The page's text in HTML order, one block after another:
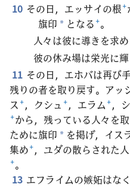
10 その日，エッサイの根+
旗印 * となる+。
人々は彼に導きを求め
彼の休み場は栄光に輝
11 その日，エホバは再び
残りの者を取り戻す。アッ
ス +，クシュ +，エラム+，
+から，残っている人々を
ために旗印 * を掲げ，イス
集め+，ユダの散らされた
+。
13 エフライムの嫉妬はな